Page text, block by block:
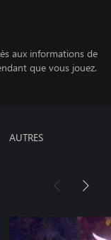
aux informations de
que vous jouez.
AUTRES